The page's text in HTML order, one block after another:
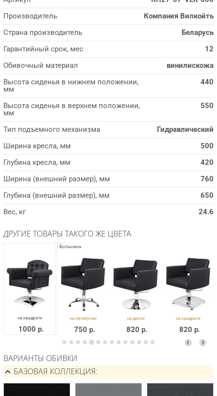
Производитель
Компания Вилкойть
Страна производитель
Беларусь
Гарантийный срок, мес
12
Обивочный материал
винилискожа
Высота сиденья в нижнем положении,
мм
440
Высота сиденья в верхнем положении,
мм
550
Тип подъемного механизма
Гидравлический
Ширина кресла, мм
500
Глубина кресла, мм
420
Ширина (внешний размер), мм
760
Глубина (внешний размер), мм
650
Вес, кг
24.6
ДРУГИЕ ТОВАРЫ ТАКОГО ЖЕ ЦВЕТА
1000 р. 750 р. 820 р. 820 р.
ВАРИАНТЫ ОБИВКИ
БАЗОВАЯ КОЛЛЕКЦИЯ